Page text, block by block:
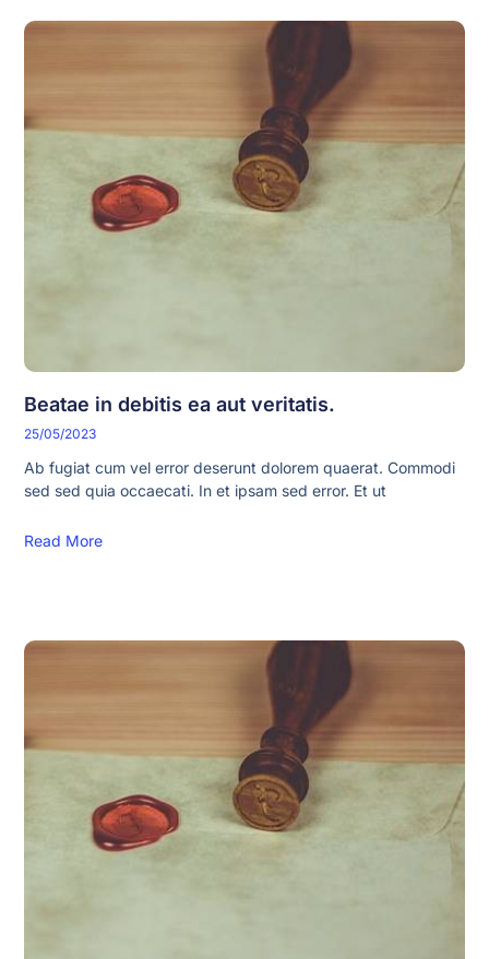
Beatae in debitis ea aut veritatis.
25/05/2023
Ab fugiat cum vel error deserunt dolorem quaerat. Commodi
sed sed quia occaecati. In et ipsam sed error. Et ut
Read More